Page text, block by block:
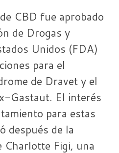
CBD fue aprobado
de Drogas y
Unidos (FDA)
para el
de Dravet y el
Gastaut. El interés
para estas
después de la
Charlotte Figi, una